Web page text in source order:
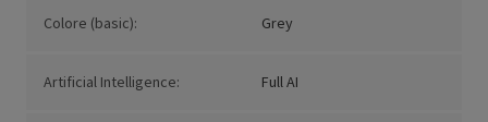
Colore (basic): Grey
Artificial Intelligence: Full AI